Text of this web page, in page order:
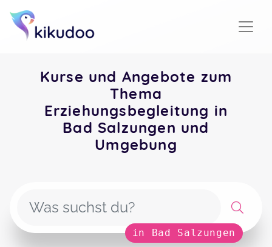
Kurse und Angebote zum
Thema
Erziehungsbegleitung in
Bad Salzungen und
Umgebung
in Bad Salzungen